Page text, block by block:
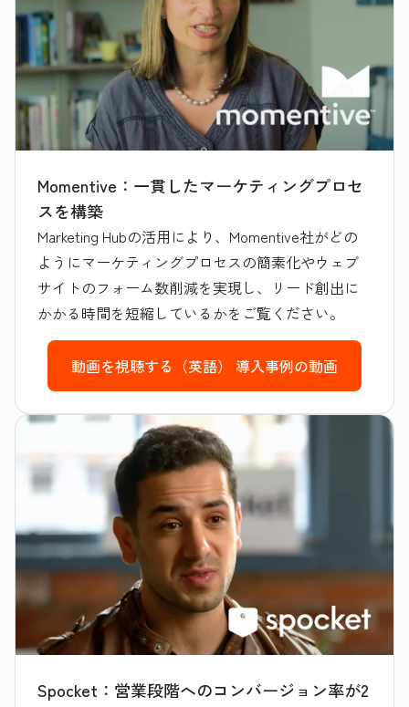
Momentive：一貫したマーケティングプロセ
スを構築
Marketing Hubの活用により、Momentive社がどの
ようにマーケティングプロセスの簡素化やウェブ
サイトのフォーム数削減を実現し、リード創出に
かかる時間を短縮しているかをご覧ください。
動画を視聴する（英語） 導入事例の動画
Spocket：営業段階へのコンバージョン率が2